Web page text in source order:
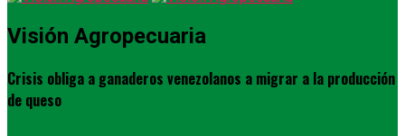
Visión Agropecuaria
Crisis obliga a ganaderos venezolanos a migrar a la producción
de queso